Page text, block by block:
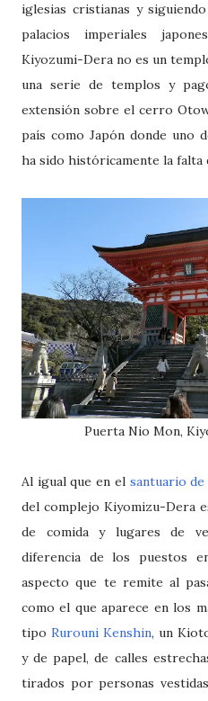
iglesias cristianas y
palacios imperiales
Kiyozumi-Dera no es un
una serie de templos y
extensión sobre el cerro
país como Japón donde uno
ha sido históricamente la falta
Puerta Nio Mon,
Al igual que en el santuario de
del complejo Kiyomizu-Dera
de comida y lugares de
diferencia de los puestos
aspecto que te remite al
como el que aparece en los
tipoRurouni Kenshin, un
y de papel, de calles
tirados por personas